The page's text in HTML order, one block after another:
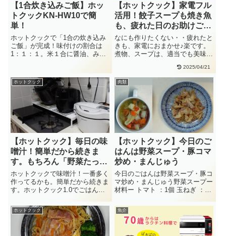
【1合炊き込みご飯】ホッ
トクックKN-HW10で簡
単！
ホットクックで「1合の炊き込み
ご飯」が完成！味付けの割合は
1：１：１。米１合に醤油、みり
【ホットクック】家電フル
活用！餃子スープも焼き魚
も、疲れた日のお助けごは
ん
なにも作りたくない・・疲れたと
きも、家電におまかせ♪楽です。
煮物、スープは、適当でも美味し
2025/04/21
ホットクック
【ホットクック】毎日の味
噌汁！簡単だから続きま
す。もちろん「野菜たっぷ
り」です
ホットクックで味噌汁！一番多く
作ってるかも。簡単だから続きま
す。ホットクック1.0でごはんを1
ク・・
肉類
【ホットクック】今日のご
はんは野菜スープ・豚コマ
炒め・まんじゅう
今日のごはんは野菜スープ・豚コ
マ炒め・まんじゅう野菜スープー
材料ー トマト ：1個 玉ねぎ ：
ホットクック 魚介